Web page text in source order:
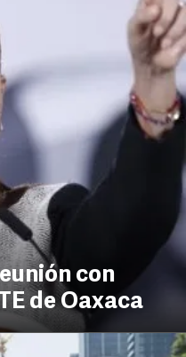
con
de Oaxaca